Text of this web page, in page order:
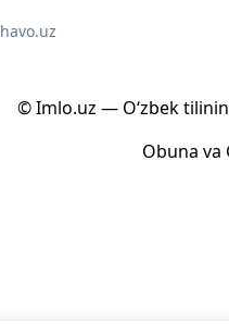
havo.uz
© Imlo.uz — O‘zbek
Obuna va